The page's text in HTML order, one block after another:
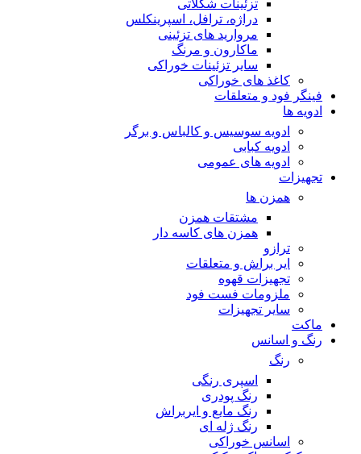
تزئینات شکلاتی
دراژه، ترافل، اسپرینکلس
مروارید های تزئینی
ماکارون و مرنگ
سایر تزئینات خوراکی
کاغذ های خوراکی
فینگر فود و متعلقات
ادویه ها
ادویه سوسیس و کالباس و برگر
ادویه کبابی
ادویه های عمومی
تجهیزات
همزن ها
مشتقات همزن
همزن های کاسه دار
ترازو
ایر براش و متعلقات
تجهیزات قهوه
ملزومات فست فود
سایر تجهیزات
ماکت
رنگ و اسانس
رنگ
اسپری رنگی
رنگ پودری
رنگ مایع و ایربراش
رنگ ژله ای
اسانس خوراکی